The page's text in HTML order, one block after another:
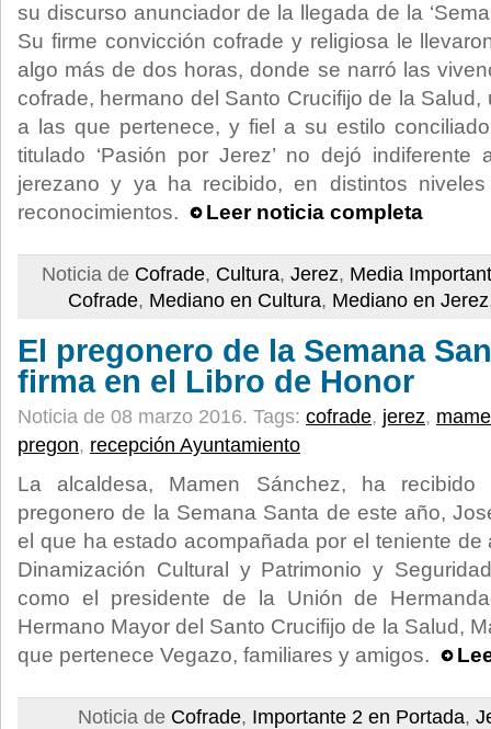
su discurso anunciador de la llegada de la
Su firme convicción cofrade y religiosa le
algo más de dos horas, donde se narró las
cofrade, hermano del Santo Crucifijo de la
a las que pertenece, y fiel a su estilo
titulado ‘Pasión por Jerez’ no dejó
jerezano y ya ha recibido, en distintos
reconocimientos.
Leer noticia completa
Noticia de Cofrade, Cultura, Jerez, Media
Cofrade, Mediano en Cultura, Mediano en Jerez
El pregonero de la Semana
firma en el Libro de Honor
Noticia de 08 marzo 2016. Tags: cofrade, jerez,
pregon, recepción Ayuntamiento
La alcaldesa, Mamen Sánchez, ha
pregonero de la Semana Santa de este año,
el que ha estado acompañada por el teniente de
Dinamización Cultural y Patrimonio y
como el presidente de la Unión de
Hermano Mayor del Santo Crucifijo de la Salud,
que pertenece Vegazo, familiares y amigos.
Noticia de Cofrade, Importante 2 en Portada,